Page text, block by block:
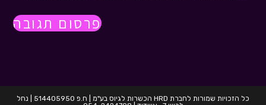
כל הזכויות שמורות לחברת HRD הכשרות לגיוס בע"מ | ח.פ 514405950 | נחל